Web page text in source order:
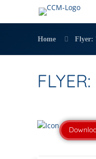
Home Flyer: